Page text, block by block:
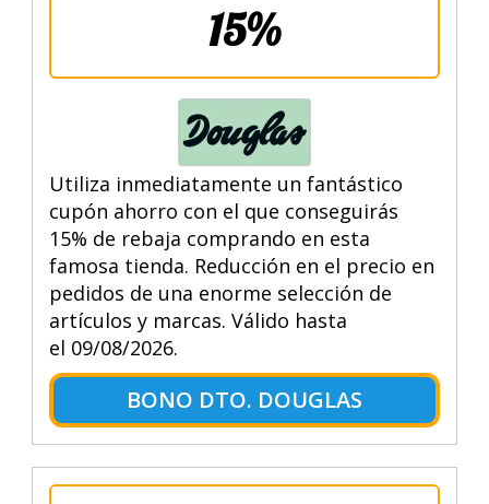
15%
Utiliza inmediatamente un fantástico
cupón ahorro con el que conseguirás
15% de rebaja comprando en esta
famosa tienda. Reducción en el precio en
pedidos de una enorme selección de
artículos y marcas. Válido hasta
el 09/08/2026.
BONO DTO. DOUGLAS